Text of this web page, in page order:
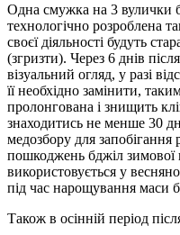
Одна смужка на 3 вулички
технологічно розроблена
своєї діяльності будуть
(згризти). Через 6 днів
візуальний огляд, у разі
її необхідно замінити,
пролонгована і знищить
знаходитись не менше 30
медозбору для
пошкоджень бджіл зимової
використовується у
під час нарощування маси
Також в осінній період